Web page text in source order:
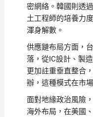
密網絡。韓國則透
土工程師的培養力
渾身解數。
供應鏈布局方面，
落，從IC設計、製
更加註重垂直整合
辦，這種模式在市
面對地緣政治風險
海外布局，在美國